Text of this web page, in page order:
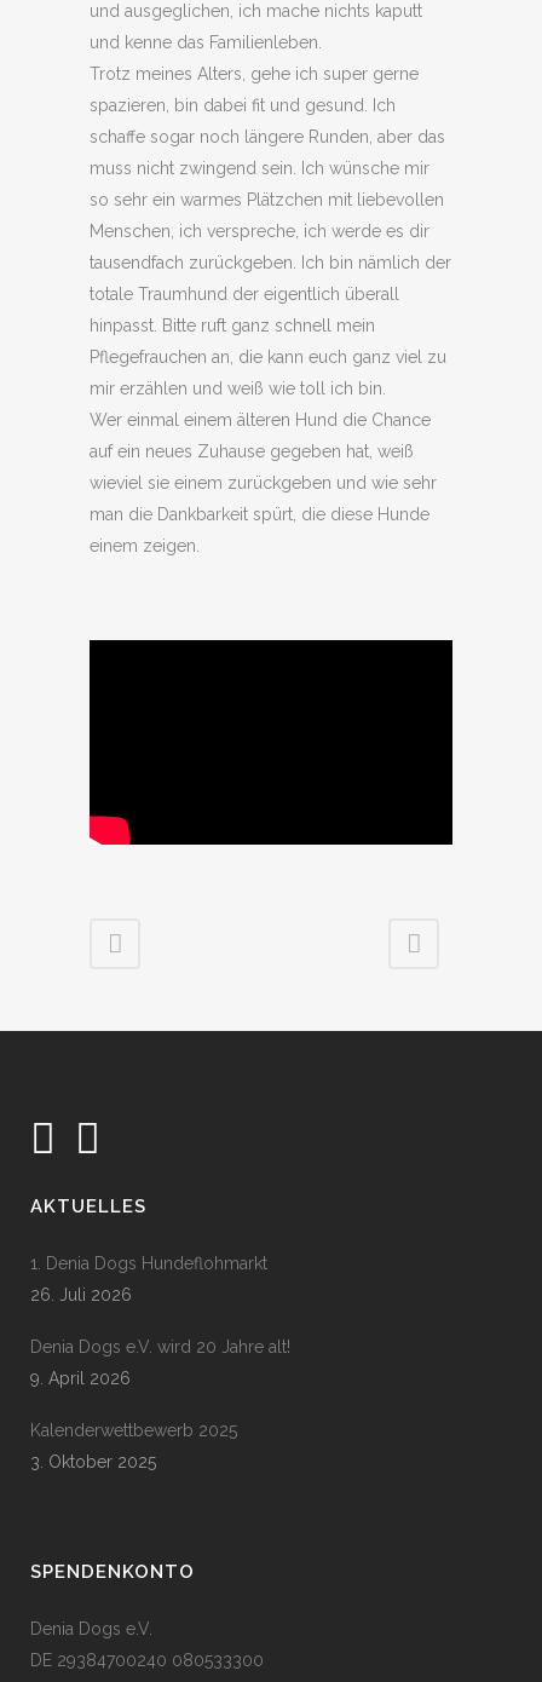
und ausgeglichen, ich mache nichts kaputt
und kenne das Familienleben.
Trotz meines Alters, gehe ich super gerne
spazieren, bin dabei fit und gesund. Ich
schaffe sogar noch längere Runden, aber das
muss nicht zwingend sein. Ich wünsche mir
so sehr ein warmes Plätzchen mit liebevollen
Menschen, ich verspreche, ich werde es dir
tausendfach zurückgeben. Ich bin nämlich der
totale Traumhund der eigentlich überall
hinpasst. Bitte ruft ganz schnell mein
Pflegefrauchen an, die kann euch ganz viel zu
mir erzählen und weiß wie toll ich bin.
Wer einmal einem älteren Hund die Chance
auf ein neues Zuhause gegeben hat, weiß
wieviel sie einem zurückgeben und wie sehr
man die Dankbarkeit spürt, die diese Hunde
einem zeigen.
AKTUELLES
1. Denia Dogs Hundeflohmarkt
26. Juli 2026
Denia Dogs e.V. wird 20 Jahre alt!
9. April 2026
Kalenderwettbewerb 2025
3. Oktober 2025
SPENDENKONTO
Denia Dogs e.V.
DE 29384700240 080533300